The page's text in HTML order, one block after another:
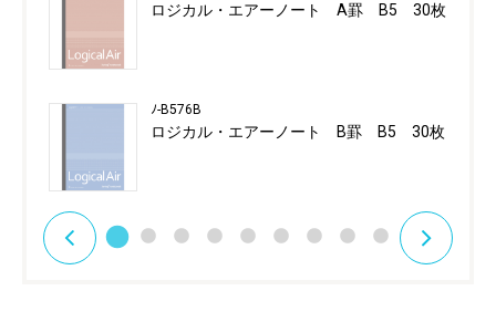
ロジカル・エアーノート A罫 B5 30枚
ﾉ-B576B
ロジカル・エアーノート B罫 B5 30枚